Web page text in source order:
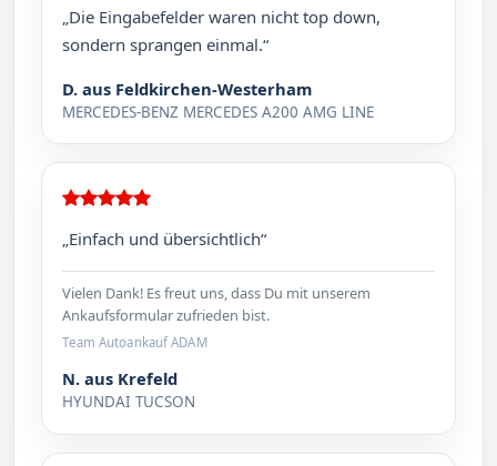
„Die Eingabefelder waren nicht top down,
sondern sprangen einmal.“
D. aus Feldkirchen-Westerham
MERCEDES-BENZ MERCEDES A200 AMG LINE
„Einfach und übersichtlich“
Vielen Dank! Es freut uns, dass Du mit unserem
Ankaufsformular zufrieden bist.
Team Autoankauf ADAM
N. aus Krefeld
HYUNDAI TUCSON